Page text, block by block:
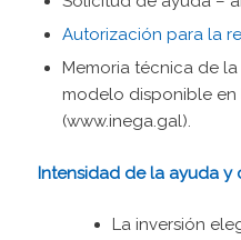
Autorización para la
Memoria técnica de
modelo disponible
(www.inega.gal).
Intensidad de la ayuda y
La inversión